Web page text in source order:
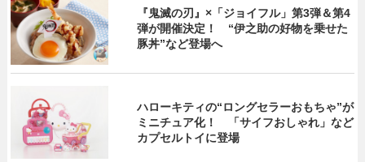
『鬼滅の刃』×「ジョイフル」第3弾＆第4
弾が開催決定！ “伊之助の好物を乗せた
豚丼”など登場へ
ハローキティの“ロングセラーおもちゃ”が
ミニチュア化！ 「サイフおしゃれ」など
カプセルトイに登場